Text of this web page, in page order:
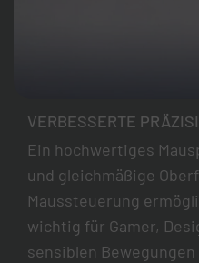
VERBESSERTE
Ein hochwertiges
und gleichmäßige
Maussteuerung
wichtig für Gamer,
sensiblen